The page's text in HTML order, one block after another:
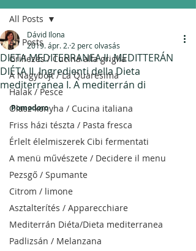
All Posts
Grillezés / Cucina alla griglia
A Nagyböjt / La Quaresima
Halak / Pesce
Olasz konyha / Cucina italiana
Friss házi tészta / Pasta fresca
Érlelt élelmiszerek Cibi fermentati
A menü művészete / Decidere il menu
Pezsgő / Spumante
Citrom / limone
Asztalterítés / Apparecchiare
Mediterrán Diéta/Dieta mediterranea
Padlizsán / Melanzana
All Posts
DIETA MEDITERRANEA II. MEDITTERÁN
DIÉTA II. Ingredienti della Dieta
mediterranea I. A mediterrán di
Dávid Ilona
2019. ápr. 2. 2 perc olvasás
Pomodoro